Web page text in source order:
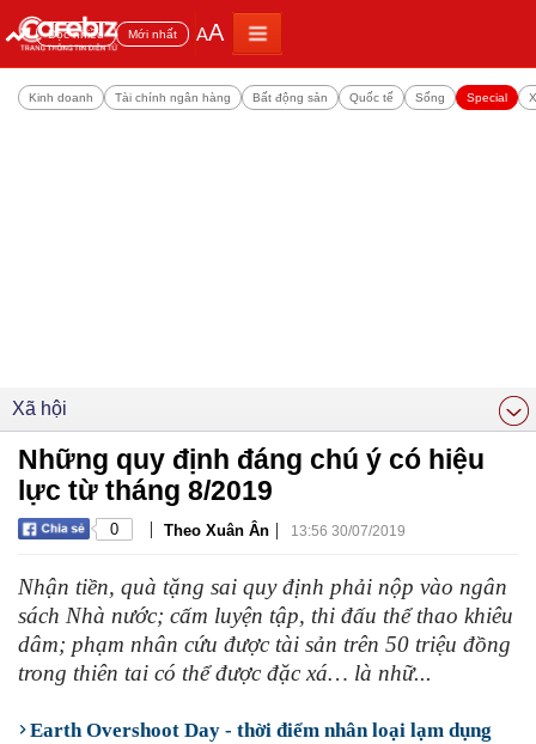
Đọc nhiều Mới nhất AA
Kinh doanh Tài chính ngân hàng Bất động sản Quốc tế Sống Special
Xã hội
Những quy định đáng chú ý có hiệu
lực từ tháng 8/2019
0 | Theo Xuân Ân | 13:56 30/07/2019
Nhận tiền, quà tặng sai quy định phải nộp vào ngân
sách Nhà nước; cấm luyện tập, thi đấu thể thao khiêu
dâm; phạm nhân cứu được tài sản trên 50 triệu đồng
trong thiên tai có thể được đặc xá… là nhữ...
Earth Overshoot Day - thời điểm nhân loại lạm dụng